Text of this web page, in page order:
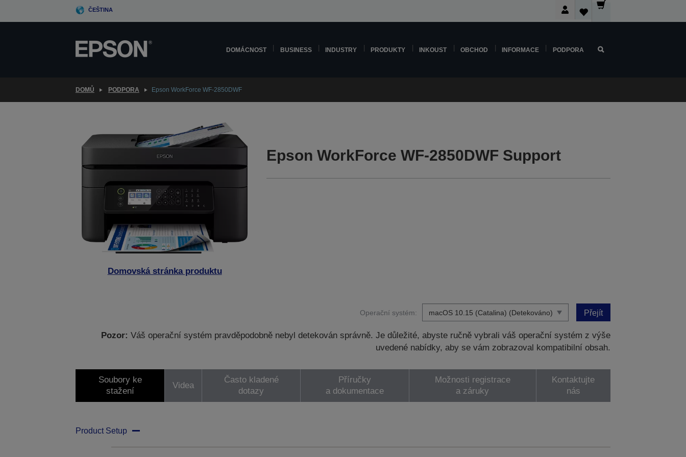
ČEŠTINA
DOMÁCNOST BUSINESS INDUSTRY PRODUKTY INKOUST OBCHOD INFORMACE PODPORA
DOMŮ PODPORA Epson WorkForce WF-2850DWF
Domovská stránka produktu
Epson WorkForce WF-2850DWF Support
Operační systém: Přejít
Pozor: Váš operační systém pravděpodobně nebyl detekován správně. Je důležité, abyste ručně vybrali váš operační systém z výše
uvedené nabídky, aby se vám zobrazoval kompatibilní obsah.
Soubory ke
stažení
Videa
Často kladené
dotazy
Příručky
a dokumentace
Možnosti registrace
a záruky
Kontaktujte
nás
Product Setup